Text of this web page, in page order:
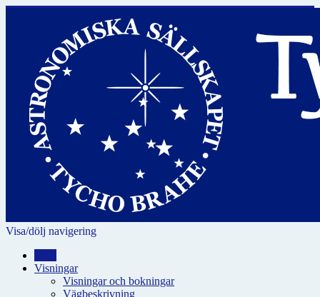
Visa/dölj navigering
Visningar
Visningar och bokningar
Vägbeskrivning